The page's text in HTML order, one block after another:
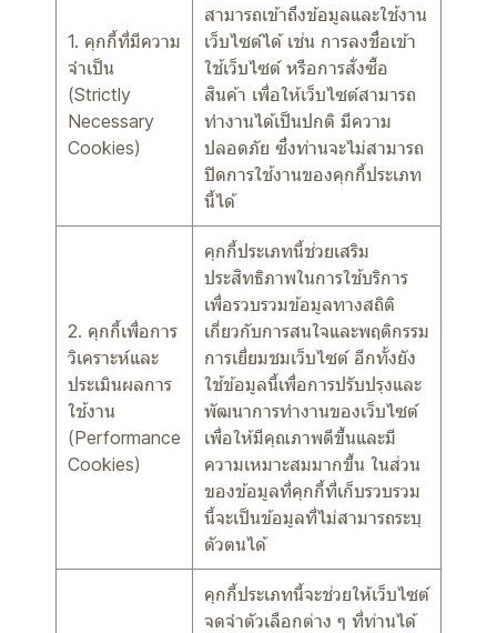
1. คุกกี้ที่มีความ
จำเป็น
(Strictly
Necessary
Cookies)
สามารถเข้าถึงข้อมูลและใช้งาน
เว็บไซต์ได้ เช่น การลงชื่อเข้า
ใช้เว็บไซต์ หรือการสั่งซื้อ
สินค้า เพื่อให้เว็บไซต์สามารถ
ทำงานได้เป็นปกติ มีความ
ปลอดภัย ซึ่งท่านจะไม่สามารถ
ปิดการใช้งานของคุกกี้ประเภท
นี้ได้
2. คุกกี้เพื่อการ
วิเคราะห์และ
ประเมินผลการ
ใช้งาน
(Performance
Cookies)
คุกกี้ประเภทนี้ช่วยเสริม
ประสิทธิภาพในการใช้บริการ
เพื่อรวบรวมข้อมูลทางสถิติ
เกี่ยวกับการสนใจและพฤติกรรม
การเยี่ยมชมเว็บไซต์ อีกทั้งยัง
ใช้ข้อมูลนี้เพื่อการปรับปรุงและ
พัฒนาการทำงานของเว็บไซต์
เพื่อให้มีคุณภาพดีขึ้นและมี
ความเหมาะสมมากขึ้น ในส่วน
ของข้อมูลที่คุกกี้ที่เก็บรวบรวม
นี้จะเป็นข้อมูลที่ไม่สามารถระบุ
ตัวตนได้
คุกกี้ประเภทนี้จะช่วยให้เว็บไซต์
จดจำตัวเลือกต่าง ๆ ที่ท่านได้